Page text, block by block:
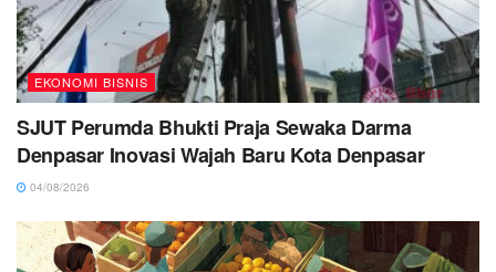
EKONOMI BISNIS
SJUT Perumda Bhukti Praja Sewaka Darma
Denpasar Inovasi Wajah Baru Kota Denpasar
04/08/2026